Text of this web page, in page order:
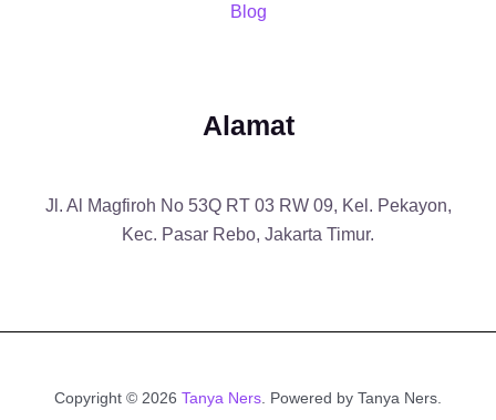
Blog
Alamat
Jl. Al Magfiroh No 53Q RT 03 RW 09, Kel. Pekayon,
Kec. Pasar Rebo, Jakarta Timur.
Copyright © 2026 Tanya Ners . Powered by Tanya Ners.